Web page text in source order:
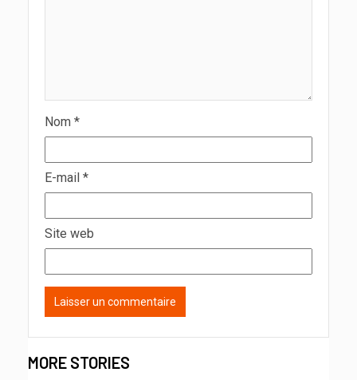
Nom *
E-mail *
Site web
MORE STORIES